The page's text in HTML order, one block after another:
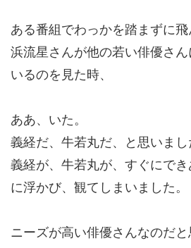
ある番組でわっかを踏まずに
浜流星さんが他の若い俳優さ
いるのを見た時、
ああ、いた。
義経だ、牛若丸だ、と思いまし
義経が、牛若丸が、すぐにで
に浮かび、観てしまいました。
ニーズが高い俳優さんなのだと